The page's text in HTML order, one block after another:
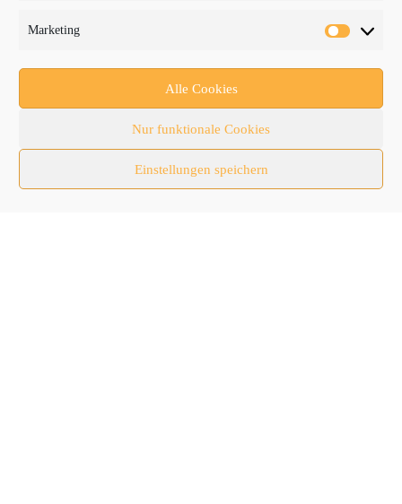
Marketing
Alle Cookies
Nur funktionale Cookies
Einstellungen speichern
Nutzfahrzeuge
RATL 2025 | RecyclingAKTIV & TiefbauLIVE